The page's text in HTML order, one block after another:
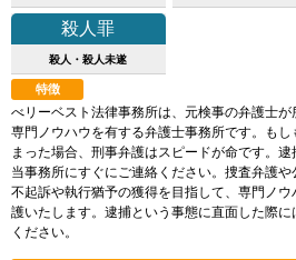
殺人罪
殺人・殺人未遂
特徴
べリーベスト法律事務所は、元検事の弁護士
専門ノウハウを有する弁護士事務所です。も
まった場合、刑事弁護はスピードが命です。
当事務所にすぐにご連絡ください。捜査弁護や
不起訴や執行猶予の獲得を目指して、専門ノ
護いたします。逮捕という事態に直面した際
ください。